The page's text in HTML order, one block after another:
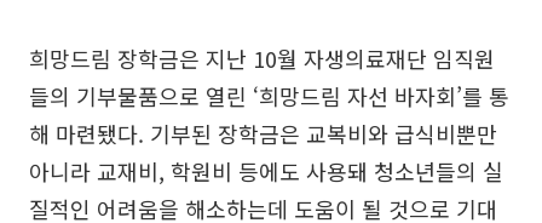
희망드림 장학금은 지난 10월 자생의료재단 임직원
들의 기부물품으로 열린 ‘희망드림 자선 바자회’를 통
해 마련됐다. 기부된 장학금은 교복비와 급식비뿐만
아니라 교재비, 학원비 등에도 사용돼 청소년들의 실
질적인 어려움을 해소하는데 도움이 될 것으로 기대